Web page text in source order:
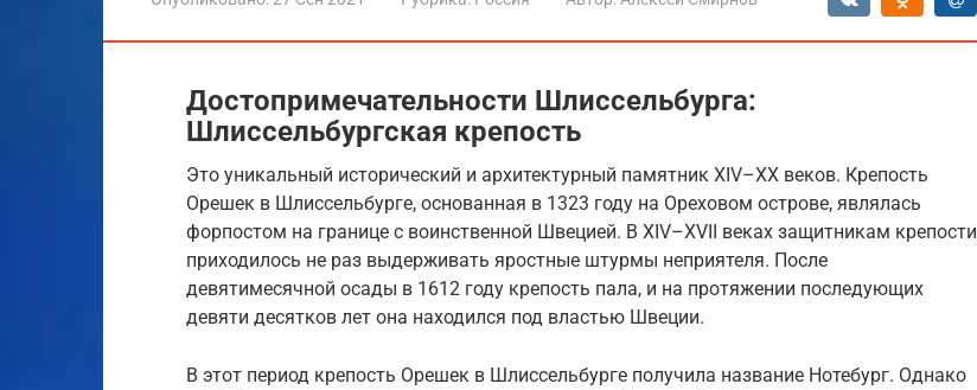
Достопримечательности Шлиссельбурга:
Шлиссельбургская крепость
Это уникальный исторический и архитектурный памятник XIV–XX веков. Крепость
Орешек в Шлиссельбурге, основанная в 1323 году на Ореховом острове, являлась
форпостом на границе с воинственной Швецией. В XIV–XVII веках защитникам крепости
приходилось не раз выдерживать яростные штурмы неприятеля. После
девятимесячной осады в 1612 году крепость пала, и на протяжении последующих
девяти десятков лет она находился под властью Швеции.
В этот период крепость Орешек в Шлиссельбурге получила название Нотебург. Однако